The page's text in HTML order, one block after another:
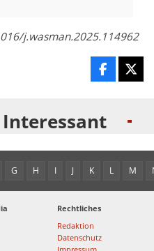
j.wasman.2025.114962
Interessant
G H I J K L M
Rechtliches
Redaktion
Datenschutz